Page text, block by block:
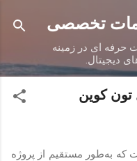
اصلی تخصصی
حرفه ای در زمینه
دیجیتال.
تون کوین
که به‌طور مستقیم از پروژه